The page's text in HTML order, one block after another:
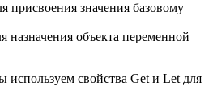
присвоения значения базовому
назначения объекта переменной
свойства Get и Let для